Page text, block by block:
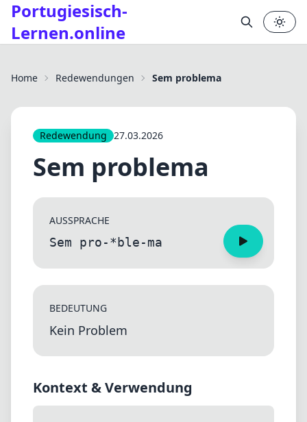
Portugiesisch-
Lernen.online
Home Redewendungen Sem problema
Redewendung 27.03.2026
Sem problema
AUSSPRACHE
Sem pro-*ble-ma
BEDEUTUNG
Kein Problem
Kontext & Verwendung